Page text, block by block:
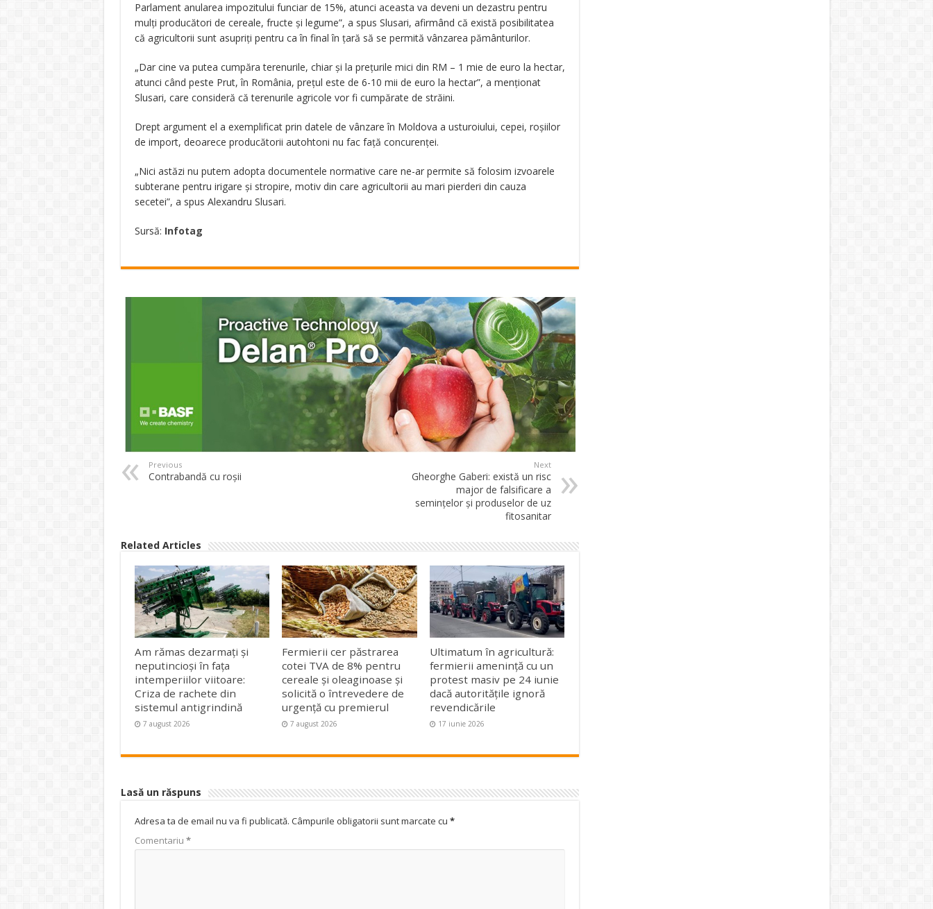
Parlament anularea impozitului funciar de 15%, atunci aceasta va deveni un dezastru pentru
mulţi producători de cereale, fructe şi legume”, a spus Slusari, afirmând că există posibilitatea
că agricultorii sunt asupriţi pentru ca în final în ţară să se permită vânzarea pământurilor.
„Dar cine va putea cumpăra terenurile, chiar şi la preţurile mici din RM – 1 mie de euro la hectar,
atunci când peste Prut, în România, preţul este de 6-10 mii de euro la hectar”, a menţionat
Slusari, care consideră că terenurile agricole vor fi cumpărate de străini.
Drept argument el a exemplificat prin datele de vânzare în Moldova a usturoiului, cepei, roşiilor
de import, deoarece producătorii autohtoni nu fac faţă concurenţei.
„Nici astăzi nu putem adopta documentele normative care ne-ar permite să folosim izvoarele
subterane pentru irigare şi stropire, motiv din care agricultorii au mari pierderi din cauza
secetei”, a spus Alexandru Slusari.
Sursă: Infotag
Previous
Contrabandă cu roşii
Next
Gheorghe Gaberi: există un risc
major de falsificare a
semințelor și produselor de uz
fitosanitar
Related Articles
Am rămas dezarmați și
neputincioși în fața
intemperiilor viitoare:
Criza de rachete din
sistemul antigrindină
7 august 2026
Fermierii cer păstrarea
cotei TVA de 8% pentru
cereale și oleaginoase și
solicită o întrevedere de
urgență cu premierul
7 august 2026
Ultimatum în agricultură:
fermierii amenință cu un
protest masiv pe 24 iunie
dacă autoritățile ignoră
revendicările
17 iunie 2026
Lasă un răspuns
Adresa ta de email nu va fi publicată. Câmpurile obligatorii sunt marcate cu *
Comentariu *